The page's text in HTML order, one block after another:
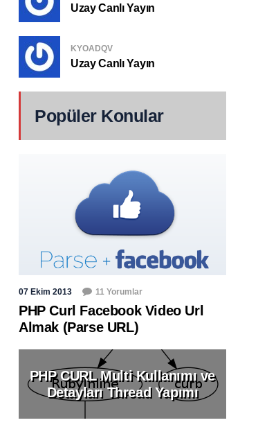
Uzay Canlı Yayın
KYOADQV
Uzay Canlı Yayın
Popüler Konular
07 Ekim 2013 11 Yorumlar
PHP Curl Facebook Video Url
Almak (Parse URL)
PHP CURL Multi Kullanımı ve
Detayları Thread Yapımı